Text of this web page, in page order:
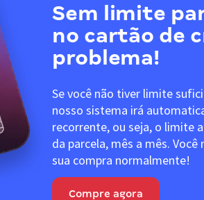
Sem limite
no cartão de
problema!
Se você não tiver limite
nosso sistema irá
recorrente, ou seja, o limite
da parcela, mês a mês.
sua compra normalmente!
Compre agora